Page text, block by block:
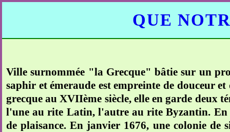
QUE
Ville surnommée "la Grecque" bâtie sur un
saphir et émeraude est empreinte de douceur
grecque au XVIIème siècle, elle en garde deux
l'une au rite Latin, l'autre au rite Byzantin. En
de plaisance. En janvier 1676, une colonie de